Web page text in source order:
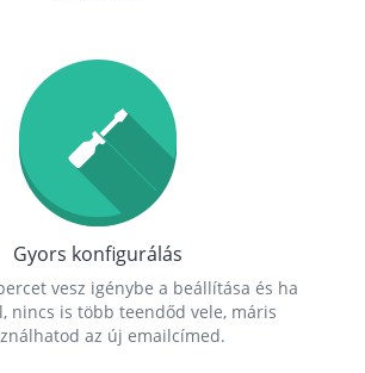
Gyors konfigurálás
vesz igénybe a beállítása és ha
nincs is több teendőd vele, máris
az új emailcímed.